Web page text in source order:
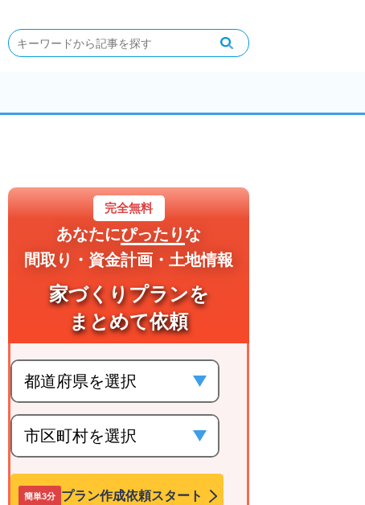
完全無料
あなたにぴったり な
間取り・資金計画・土地情報
家づくりプランを
まとめて依頼
簡単3分 プラン作成依頼スタート